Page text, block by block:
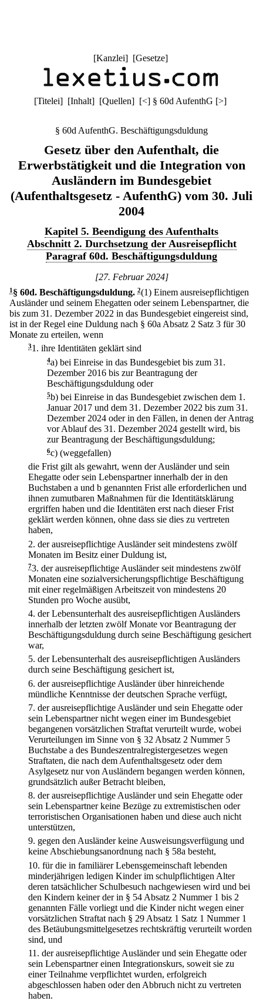
[Kanzlei] [Gesetze]
[Titelei] [Inhalt] [Quellen] [<] § 60d AufenthG [>]
§ 60d AufenthG. Beschäftigungsduldung
Gesetz über den Aufenthalt, die
Erwerbstätigkeit und die Integration von
Ausländern im Bundesgebiet
(Aufenthaltsgesetz - AufenthG) vom 30. Juli
2004
Kapitel 5. Beendigung des Aufenthalts
Abschnitt 2. Durchsetzung der Ausreisepflicht
Paragraf 60d. Beschäftigungsduldung
[27. Februar 2024]
1 § 60d. Beschäftigungsduldung. 2(1) Einem ausreisepflichtigen
Ausländer und seinem Ehegatten oder seinem Lebenspartner, die
bis zum 31. Dezember 2022 in das Bundesgebiet eingereist sind,
ist in der Regel eine Duldung nach § 60a Absatz 2 Satz 3 für 30
Monate zu erteilen, wenn
31. ihre Identitäten geklärt sind
4a) bei Einreise in das Bundesgebiet bis zum 31.
Dezember 2016 bis zur Beantragung der
Beschäftigungsduldung oder
5b) bei Einreise in das Bundesgebiet zwischen dem 1.
Januar 2017 und dem 31. Dezember 2022 bis zum 31.
Dezember 2024 oder in den Fällen, in denen der Antrag
vor Ablauf des 31. Dezember 2024 gestellt wird, bis
zur Beantragung der Beschäftigungsduldung;
6c) (weggefallen)
die Frist gilt als gewahrt, wenn der Ausländer und sein
Ehegatte oder sein Lebenspartner innerhalb der in den
Buchstaben a und b genannten Frist alle erforderlichen und
ihnen zumutbaren Maßnahmen für die Identitätsklärung
ergriffen haben und die Identitäten erst nach dieser Frist
geklärt werden können, ohne dass sie dies zu vertreten
haben,
2. der ausreisepflichtige Ausländer seit mindestens zwölf
Monaten im Besitz einer Duldung ist,
73. der ausreisepflichtige Ausländer seit mindestens zwölf
Monaten eine sozialversicherungspflichtige Beschäftigung
mit einer regelmäßigen Arbeitszeit von mindestens 20
Stunden pro Woche ausübt,
4. der Lebensunterhalt des ausreisepflichtigen Ausländers
innerhalb der letzten zwölf Monate vor Beantragung der
Beschäftigungsduldung durch seine Beschäftigung gesichert
war,
5. der Lebensunterhalt des ausreisepflichtigen Ausländers
durch seine Beschäftigung gesichert ist,
6. der ausreisepflichtige Ausländer über hinreichende
mündliche Kenntnisse der deutschen Sprache verfügt,
7. der ausreisepflichtige Ausländer und sein Ehegatte oder
sein Lebenspartner nicht wegen einer im Bundesgebiet
begangenen vorsätzlichen Straftat verurteilt wurde, wobei
Verurteilungen im Sinne von § 32 Absatz 2 Nummer 5
Buchstabe a des Bundeszentralregistergesetzes wegen
Straftaten, die nach dem Aufenthaltsgesetz oder dem
Asylgesetz nur von Ausländern begangen werden können,
grundsätzlich außer Betracht bleiben,
8. der ausreisepflichtige Ausländer und sein Ehegatte oder
sein Lebenspartner keine Bezüge zu extremistischen oder
terroristischen Organisationen haben und diese auch nicht
unterstützen,
9. gegen den Ausländer keine Ausweisungsverfügung und
keine Abschiebungsanordnung nach § 58a besteht,
10. für die in familiärer Lebensgemeinschaft lebenden
minderjährigen ledigen Kinder im schulpflichtigen Alter
deren tatsächlicher Schulbesuch nachgewiesen wird und bei
den Kindern keiner der in § 54 Absatz 2 Nummer 1 bis 2
genannten Fälle vorliegt und die Kinder nicht wegen einer
vorsätzlichen Straftat nach § 29 Absatz 1 Satz 1 Nummer 1
des Betäubungsmittelgesetzes rechtskräftig verurteilt worden
sind, und
11. der ausreisepflichtige Ausländer und sein Ehegatte oder
sein Lebenspartner einen Integrationskurs, soweit sie zu
einer Teilnahme verpflichtet wurden, erfolgreich
abgeschlossen haben oder den Abbruch nicht zu vertreten
haben.